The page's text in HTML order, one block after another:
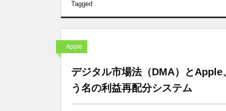
Tagged
Apple
デジタル市場法（DMA）と
う名の利益再配分システム